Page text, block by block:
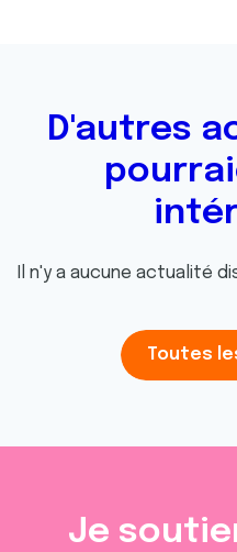
D'autres
Il n'y a aucune actualité
Toutes
Je